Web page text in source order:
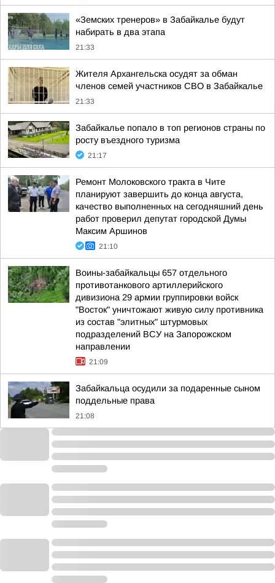
«Земских тренеров» в Забайкалье будут
набирать в два этапа
21:33
Жителя Архангельска осудят за обман
членов семей участников СВО в Забайкалье
21:33
Забайкалье попало в топ регионов страны по
росту въездного туризма
21:17
Ремонт Молоковского тракта в Чите
планируют завершить до конца августа,
качество выполненных на сегодняшний день
работ проверил депутат городской Думы
Максим Аршинов
21:10
Воины-забайкальцы 657 отдельного
противотанкового артиллерийского
дивизиона 29 армии группировки войск
"Восток" уничтожают живую силу противника
из состав "элитных" штурмовых
подразделений ВСУ на Запорожском
направлении
21:09
Забайкальца осудили за подаренные сыном
поддельные права
21:08